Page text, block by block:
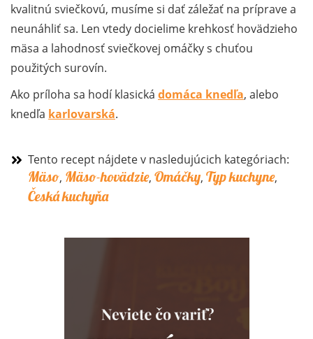
kvalitnú sviečkovú, musíme si dať záležať na príprave a
neunáhliť sa. Len vtedy docielime krehkosť hovädzieho
mäsa a lahodnosť sviečkovej omáčky s chuťou
použitých surovín.
Ako príloha sa hodí klasická domáca knedľa, alebo
knedľa karlovarská.
Tento recept nájdete v nasledujúcich kategóriach:
Mäso, Mäso-hovädzie, Omáčky, Typ kuchyne,
Česká kuchyňa